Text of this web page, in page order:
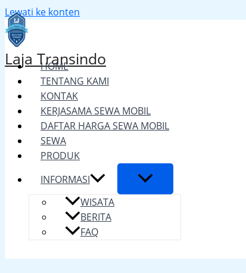
Lewati ke konten
Laja Transindo
HOME
TENTANG KAMI
KONTAK
KERJASAMA SEWA MOBIL
DAFTAR HARGA SEWA MOBIL
SEWA
PRODUK
INFORMASI
WISATA
BERITA
FAQ